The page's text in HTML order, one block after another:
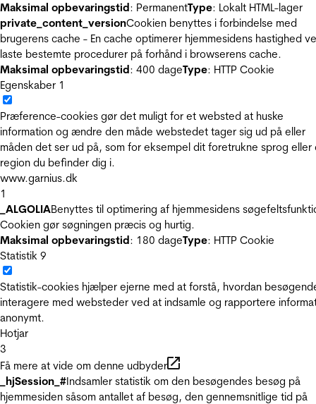
Maksimal opbevaringstid: PermanentType: Lokalt HTML-lager
private_content_versionCookien benyttes i forbindelse med
brugerens cache - En cache optimerer hjemmesidens hastighed
laste bestemte procedurer på forhånd i browserens cache.
Maksimal opbevaringstid: 400 dageType: HTTP Cookie
Egenskaber 1
Præference-cookies gør det muligt for et websted at huske
information og ændre den måde webstedet tager sig ud på eller
måden det ser ud på, som for eksempel dit foretrukne sprog eller
region du befinder dig i.
www.garnius.dk
1
_ALGOLIABenyttes til optimering af hjemmesidens
Cookien gør søgningen præcis og hurtig.
Maksimal opbevaringstid: 180 dageType: HTTP Cookie
Statistik 9
Statistik-cookies hjælper ejerne med at forstå, hvordan
interagere med websteder ved at indsamle og rapportere
anonymt.
Hotjar
3
Få mere at vide om denne udbyder
_hjSession_#Indsamler statistik om den besøgendes besøg på
hjemmesiden såsom antallet af besøg, den gennemsnitlige tid på